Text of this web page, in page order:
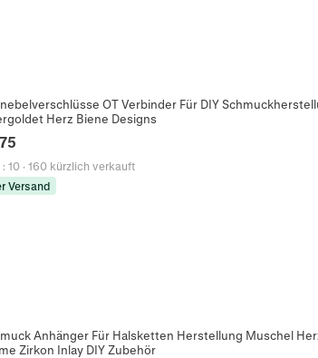
OT Verbinder Für DIY
Herz Biene Designs
: 10 · 160 kürzlich verkauft
Versand
Anhänger Für Halsketten Herstellung Muschel
Zirkon Inlay DIY Zubehör